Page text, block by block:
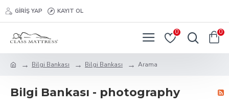
GIRIŞ YAP KAYIT OL
0 0
Bilgi Bankası Bilgi Bankası Arama
Bilgi Bankası - photography